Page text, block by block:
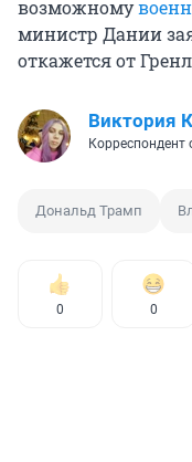
возможному
министр Дании
откажется от
Виктория
Корреспондент
Дональд Трамп
0 0